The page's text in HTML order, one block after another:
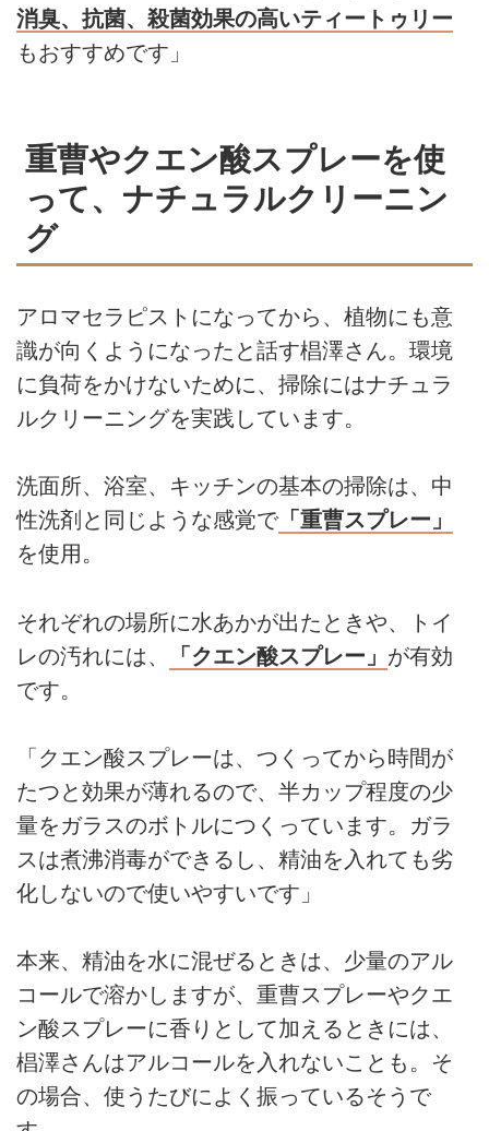
消臭、抗菌、殺菌効果の高いティートゥリー
もおすすめです」
重曹やクエン酸スプレーを使
って、ナチュラルクリーニン
グ
アロマセラピストになってから、植物にも意
識が向くようになったと話す椙澤さん。環境
に負荷をかけないために、掃除にはナチュラ
ルクリーニングを実践しています。
洗面所、浴室、キッチンの基本の掃除は、中
性洗剤と同じような感覚で「重曹スプレー」
を使用。
それぞれの場所に水あかが出たときや、トイ
レの汚れには、
「クエン酸スプレー」 が有効
です。
「クエン酸スプレーは、つくってから時間が
たつと効果が薄れるので、半カップ程度の少
量をガラスのボトルにつくっています。ガラ
スは煮沸消毒ができるし、精油を入れても劣
化しないので使いやすいです」
本来、精油を水に混ぜるときは、少量のアル
コールで溶かしますが、重曹スプレーやクエ
ン酸スプレーに香りとして加えるときには、
椙澤さんはアルコールを入れないことも。そ
の場合、使うたびによく振っているそうで